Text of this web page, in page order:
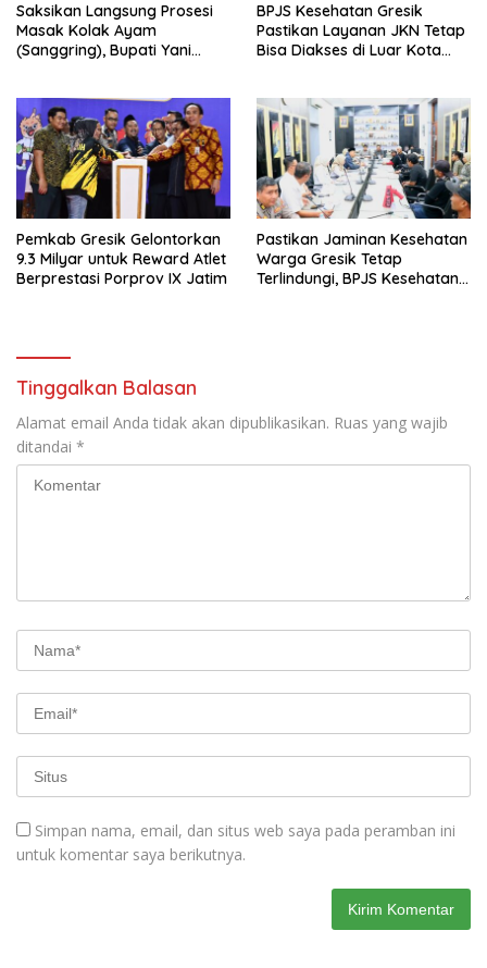
Saksikan Langsung Prosesi
Masak Kolak Ayam
(Sanggring), Bupati Yani
BPJS Kesehatan Gresik
Pastikan Layanan JKN Tetap
Bisa Diakses di Luar Kota
Pemkab Gresik Gelontorkan
9.3 Milyar untuk Reward Atlet
Berprestasi Porprov IX Jatim
Pastikan Jaminan Kesehatan
Warga Gresik Tetap
Terlindungi, BPJS Kesehatan
Tinggalkan Balasan
Alamat email Anda tidak akan dipublikasikan. Ruas yang wajib
ditandai *
Simpan nama, email, dan situs web saya pada peramban ini
untuk komentar saya berikutnya.